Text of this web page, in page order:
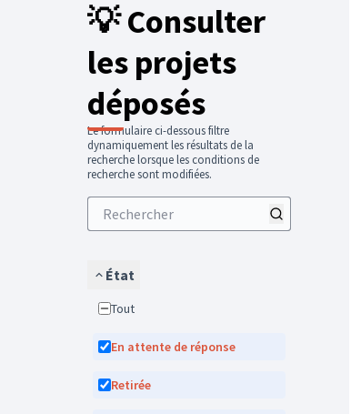
💡 Consulter
les projets
déposés
Le formulaire ci-dessous filtre
dynamiquement les résultats de la
recherche lorsque les conditions de
recherche sont modifiées.
État
Tout
En attente de réponse
Retirée